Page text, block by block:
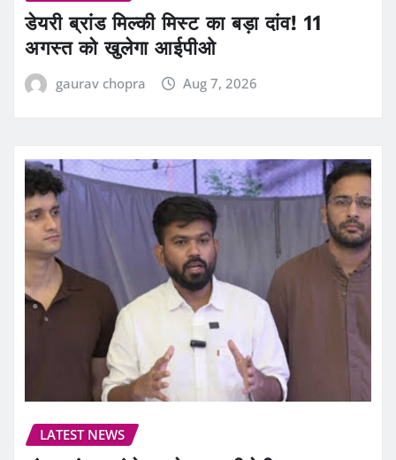
डेयरी ब्रांड मिल्की मिस्ट का बड़ा दांव! 11
अगस्त को खुलेगा आईपीओ
gaurav chopra Aug 7, 2026
LATEST NEWS